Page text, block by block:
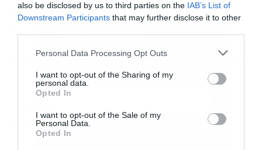
also be disclosed by us to third parties on the IAB’s List of
Downstream Participants that may further disclose it to other
Personal Data Processing Opt Outs
I want to opt-out of the Sharing of my
personal data.
Opted In
I want to opt-out of the Sale of my
Personal Data.
Opted In
Νέα επίθεση των Χούθι σε ελληνόκτητο πλοίο,
Στη Λιβύη ο Θάνος Πλεύρης καθώς συνεχίζονται
τα μεταναστευτικά κύματα
μηχανογραφικό
Εγγραφή στο
newsletter
Αποδέχομαι τους